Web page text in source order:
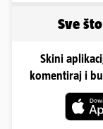
Sve
Skini
komentiraj i